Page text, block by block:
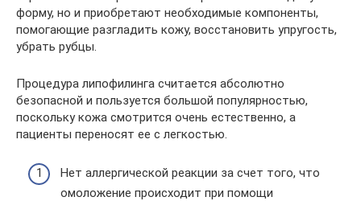
форму, но и приобретают необходимые компоненты,
помогающие разгладить кожу, восстановить упругость,
убрать рубцы.
Процедура липофилинга считается абсолютно
безопасной и пользуется большой популярностью,
поскольку кожа смотрится очень естественно, а
пациенты переносят ее с легкостью.
Нет аллергической реакции за счет того, что
омоложение происходит при помощи